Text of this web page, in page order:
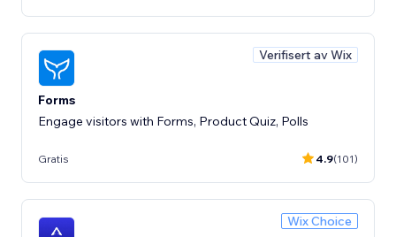
Verifisert av Wix
Forms
Engage visitors with Forms, Product Quiz, Polls
Gratis 4.9(101)
Wix Choice